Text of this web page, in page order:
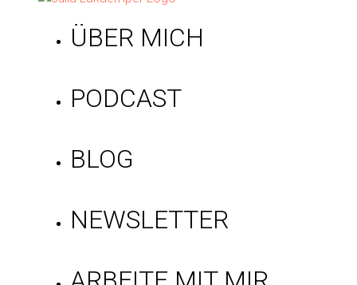
ÜBER MICH
PODCAST
BLOG
NEWSLETTER